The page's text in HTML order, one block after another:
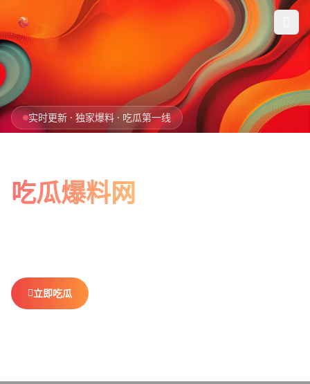
首页
今日爆料
实时更新 · 独家爆料 · 吃瓜第一线
吃瓜爆料网
立即吃瓜